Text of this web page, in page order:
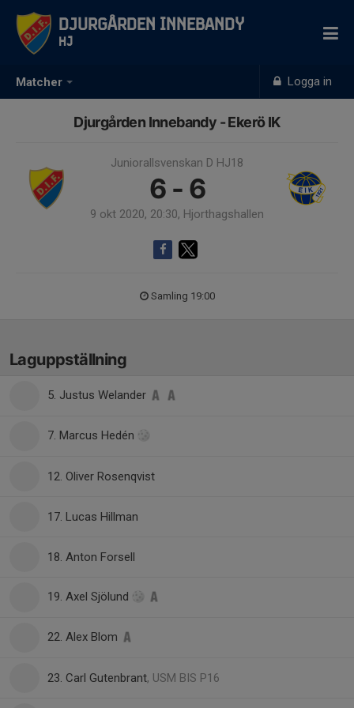
Matcher Logga in
Djurgården Innebandy
HJ
Djurgården Innebandy - Ekerö IK
Juniorallsvenskan D HJ18
6 - 6
9 okt 2020, 20:30, Hjorthagshallen
Samling 19:00
Laguppställning
5. Justus Welander
7. Marcus Hedén
12. Oliver Rosenqvist
17. Lucas Hillman
18. Anton Forsell
19. Axel Sjölund
22. Alex Blom
23. Carl Gutenbrant, USM BIS P16